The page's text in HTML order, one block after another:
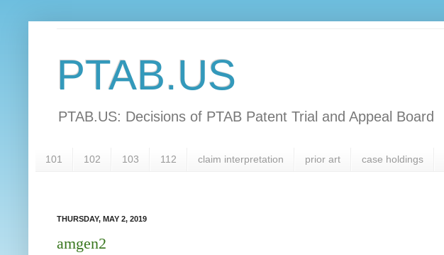
PTAB.US
PTAB.US: Decisions of PTAB Patent Trial and Appeal Board
101 102 103 112 claim interpretation prior art case holdings
THURSDAY, MAY 2, 2019
amgen2